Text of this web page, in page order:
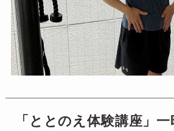
「ととのえ体験講座」